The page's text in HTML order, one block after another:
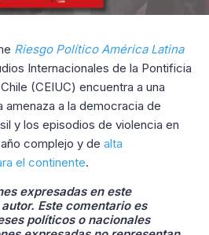
Riesgo Político América Latina
Internacionales de la Pontificia
(CEIUC) encuentra a una
amenaza a la democracia de
y los episodios de violencia en
complejo y de alta
el continente.
expresadas en este
Este comentario es
políticos o nacionales